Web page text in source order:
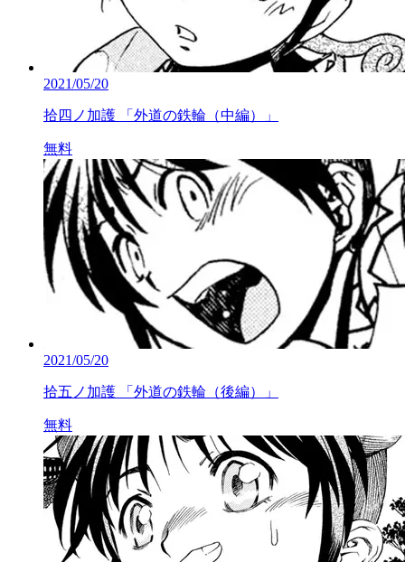
2021/05/20
拾四ノ加護 「外道の鉄輪（中編）」
無料
2021/05/20
拾五ノ加護 「外道の鉄輪（後編）」
無料